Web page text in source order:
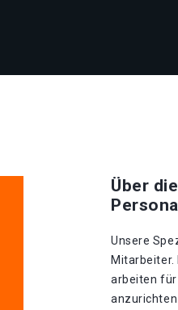
Über
Unsere
Mitarbeiter.
arbeiten für
anzurichten